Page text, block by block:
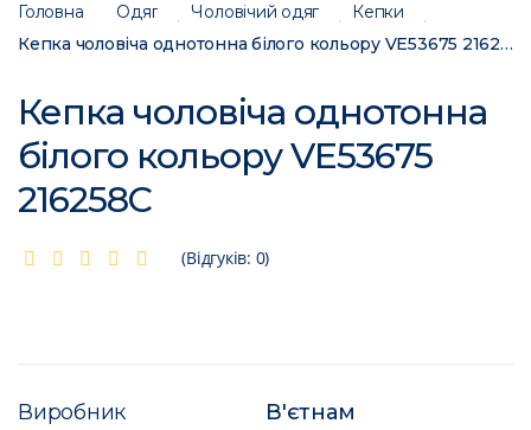
Головна Одяг Чоловічий одяг
Кепки
Кепка чоловіча однотонна білого кольору VE53675 216258C
Кепка чоловіча однотонна
білого кольору VE53675
216258C
(Відгуків: 0)
Виробник
В'єтнам